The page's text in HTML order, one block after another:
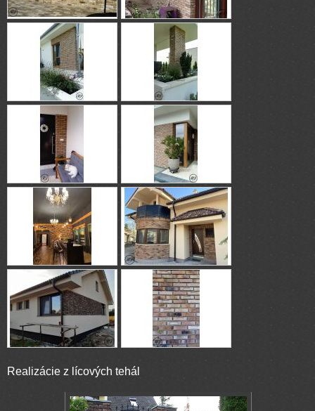
Realizácie z lícových tehál